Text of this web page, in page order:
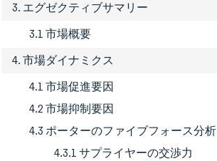
3. エグゼクティブサマリー
3.1 市場概要
4. 市場ダイナミクス
4.1 市場促進要因
4.2 市場抑制要因
4.3 ポーターのファイブフォース分析
4.3.1 サプライヤーの交渉力